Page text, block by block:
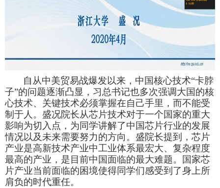
自从中美贸易战爆发以来，中国核心技术“卡脖
子”的问题逐渐凸显，习总书记也多次强调大国的核
心技术、关键技术必须掌握在自己手里，而不能受
制于人。盛况院长从芯片技术对于一个国家的重大
影响为切入点，为同学讲解了中国芯片行业的发展
情况以及未来需要努力的方向。盛院长提到，芯片
产业是高新技术产业中工业体系最宏大、复杂程度
最高的产业，是目前中国面临的最大难题。国家芯
片产业当前面临的困境使得同学们感受到了身上所
肩负的时代重任。